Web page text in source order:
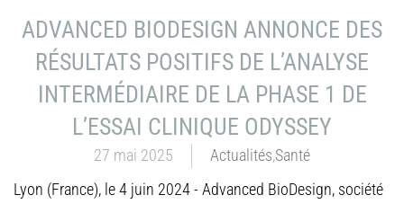
ADVANCED BIODESIGN ANNONCE DES
RÉSULTATS POSITIFS DE L’ANALYSE
INTERMÉDIAIRE DE LA PHASE 1 DE
L’ESSAI CLINIQUE ODYSSEY
27 mai 2025 Actualités,Santé
Lyon (France), le 4 juin 2024 - Advanced BioDesign, société